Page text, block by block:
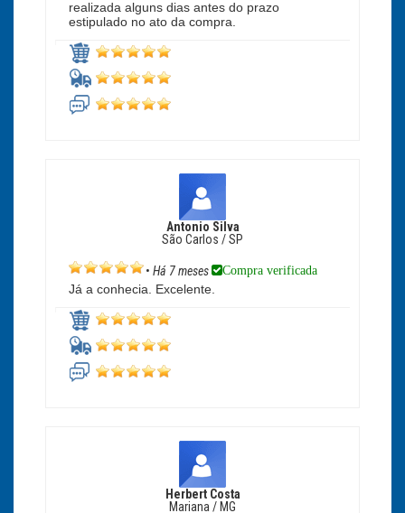
realizada alguns dias antes do prazo
estipulado no ato da compra.
Antonio Silva
São Carlos / SP
• Há 7 meses Compra verificada
Já a conhecia. Excelente.
Herbert Costa
Mariana / MG